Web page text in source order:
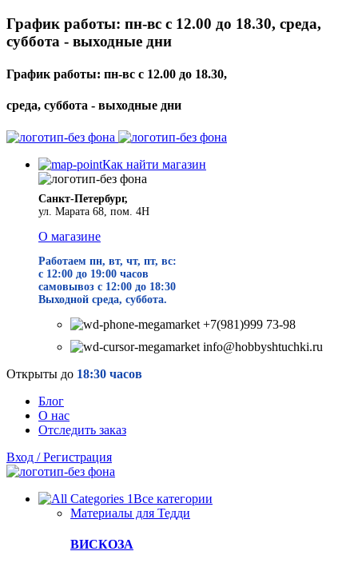
График работы: пн-вс с 12.00 до 18.30, среда,
суббота - выходные дни
График работы: пн-вс с 12.00 до 18.30,
среда, суббота - выходные дни
Как найти магазин
Санкт-Петербург,
ул. Марата 68, пом. 4Н
О магазине
Работаем пн, вт, чт, пт, вс:
с 12:00 до 19:00 часов
самовывоз с 12:00 до 18:30
Выходной среда, суббота.
+7(981)999 73-98
info@hobbyshtuchki.ru
Открыты до 18:30 часов
Блог
О нас
Отследить заказ
Вход / Регистрация
Все категории
Материалы для Тедди
ВИСКОЗА